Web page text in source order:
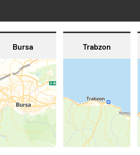
Bursa Trabzon